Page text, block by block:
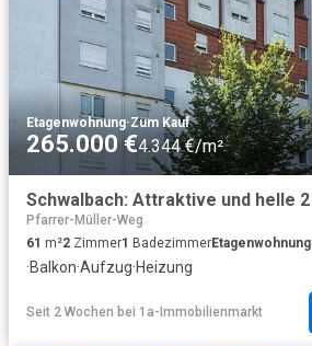
Etagenwohnung·Zum Kauf
265.000 €4.344 €/m²
Pfarrer-Müller-Weg
61 m²2 Zimmer1 BadezimmerEtagenwohnung
·Balkon·Aufzug·Heizung
Seit 2 Wochen bei 1a-Immobilienmarkt